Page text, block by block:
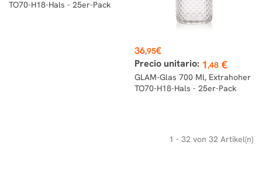
TO70-H18-Hals - 25er-Pack
Preis
36,95€
Precio unitario: 1,48€
GLAM-Glas 700 Ml, Extrahoher
TO70-H18-Hals - 25er-Pack
1 - 32 von 32 Artikel(n)